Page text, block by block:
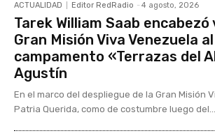
ACTUALIDAD Editor RedRadio - 4 agosto, 2026
Tarek William Saab
Gran Misión Viva Venezuela al
campamento «Terrazas del
Agustín
En el marco del despliegue de la Gran Misión
Patria Querida, como de costumbre luego del...